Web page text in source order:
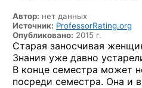
Автор: нет данных
Источник: ProfessorRating.org
Опубликовано: 2015 г.
Старая заносчивая
Знания уже давно
В конце семестра может
посреди семестра. Она и